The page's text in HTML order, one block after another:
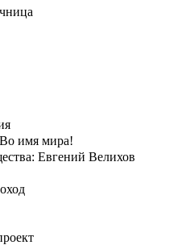
имя мира!
Евгений Велихов